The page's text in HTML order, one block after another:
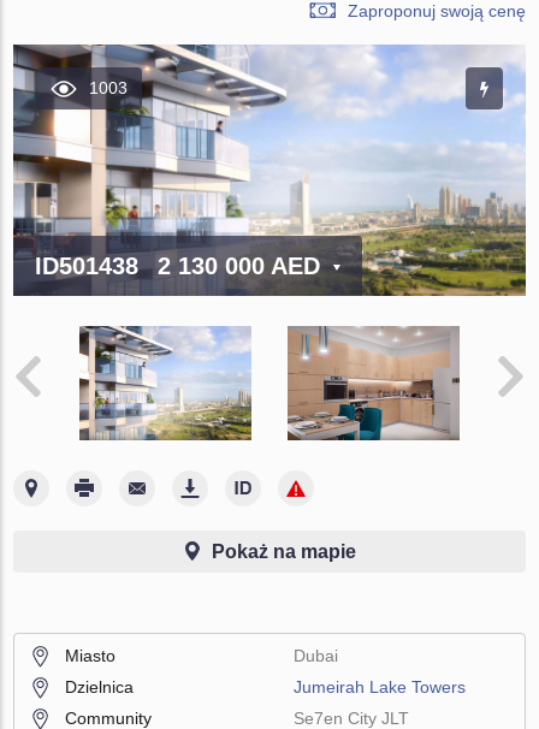
Zaproponuj swoją cenę
1003
ID501438 2 130 000 AED
Pokaż na mapie
Miasto
Dubai
Dzielnica
Jumeirah Lake Towers
Community
Se7en City JLT